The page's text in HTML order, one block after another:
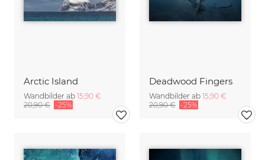
Arctic Island
Wandbilder ab 15,90 €
20,90 € -25%
Deadwood Fingers
Wandbilder ab 15,90 €
20,90 € -25%